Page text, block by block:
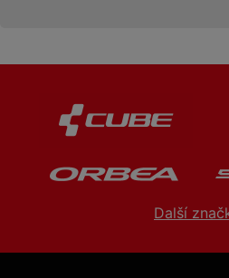
Další